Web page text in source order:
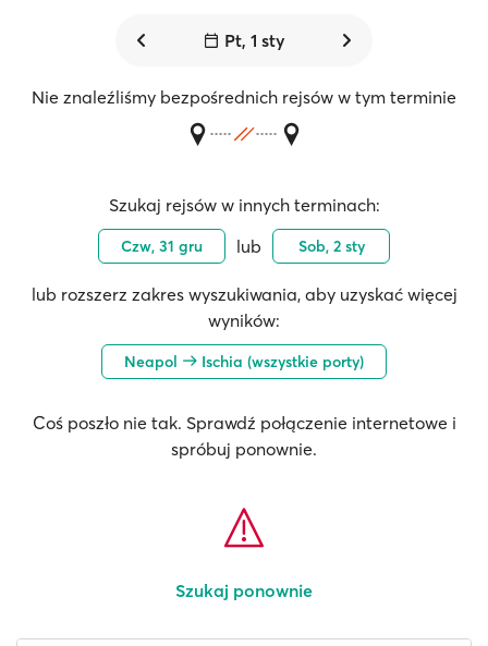
Pt, 1 sty
Nie znaleźliśmy bezpośrednich rejsów w tym terminie
Szukaj rejsów w innych terminach:
Czw, 31 gru lub Sob, 2 sty
lub rozszerz zakres wyszukiwania, aby uzyskać więcej
wyników:
Neapol Ischia (wszystkie porty)
Coś poszło nie tak. Sprawdź połączenie internetowe i
spróbuj ponownie.
Szukaj ponownie